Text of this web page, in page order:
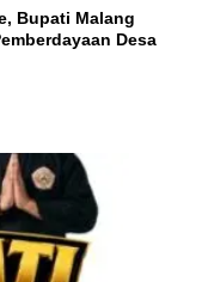
Bupati Malang
Desa